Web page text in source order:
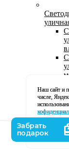
Наш сайт и
числе,